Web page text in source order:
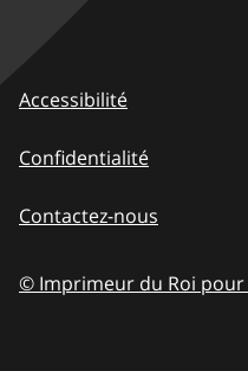
Accessibilité
Confidentialité
Contactez-nous
© Imprimeur du Roi pour